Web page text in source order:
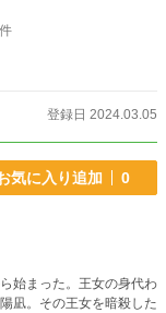
登録日 2024.03.05
気に入り追加 0
始まった。王女の身代わ
凪。その王女を暗殺した